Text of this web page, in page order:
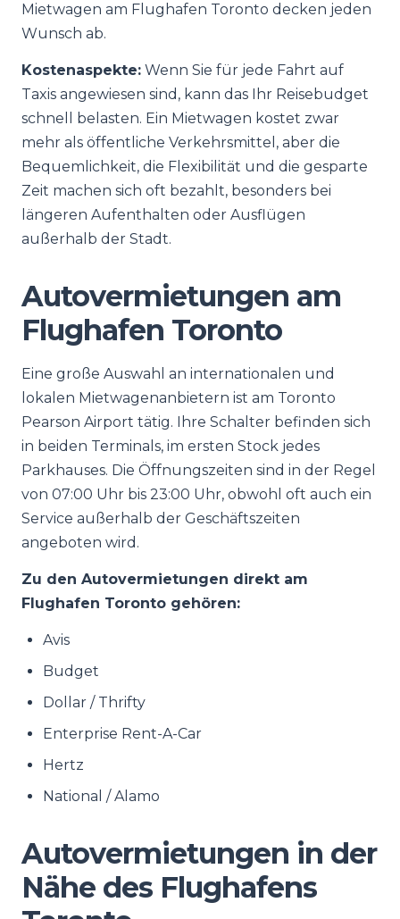
Mietwagen am Flughafen Toronto decken jeden
Wunsch ab.
Kostenaspekte: Wenn Sie für jede Fahrt auf
Taxis angewiesen sind, kann das Ihr Reisebudget
schnell belasten. Ein Mietwagen kostet zwar
mehr als öffentliche Verkehrsmittel, aber die
Bequemlichkeit, die Flexibilität und die gesparte
Zeit machen sich oft bezahlt, besonders bei
längeren Aufenthalten oder Ausflügen
außerhalb der Stadt.
Autovermietungen am
Flughafen Toronto
Eine große Auswahl an internationalen und
lokalen Mietwagenanbietern ist am Toronto
Pearson Airport tätig. Ihre Schalter befinden sich
in beiden Terminals, im ersten Stock jedes
Parkhauses. Die Öffnungszeiten sind in der Regel
von 07:00 Uhr bis 23:00 Uhr, obwohl oft auch ein
Service außerhalb der Geschäftszeiten
angeboten wird.
Zu den Autovermietungen direkt am
Flughafen Toronto gehören:
Avis
Budget
Dollar / Thrifty
Enterprise Rent-A-Car
Hertz
National / Alamo
Autovermietungen in der
Nähe des Flughafens